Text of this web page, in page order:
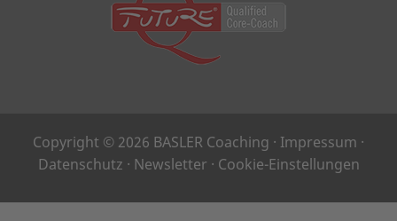
Copyright © 2026 BASLER Coaching · Impressum ·
Datenschutz · Newsletter · Cookie-Einstellungen